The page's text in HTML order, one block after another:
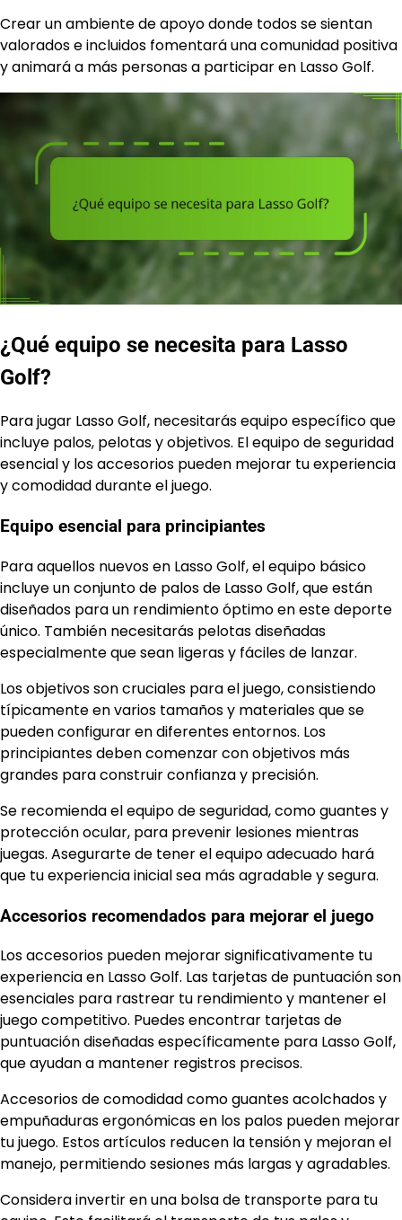
Crear un ambiente de apoyo donde todos se sientan
valorados e incluidos fomentará una comunidad positiva
y animará a más personas a participar en Lasso Golf.
¿Qué equipo se necesita para Lasso
Golf?
Para jugar Lasso Golf, necesitarás equipo específico que
incluye palos, pelotas y objetivos. El equipo de seguridad
esencial y los accesorios pueden mejorar tu experiencia
y comodidad durante el juego.
Equipo esencial para principiantes
Para aquellos nuevos en Lasso Golf, el equipo básico
incluye un conjunto de palos de Lasso Golf, que están
diseñados para un rendimiento óptimo en este deporte
único. También necesitarás pelotas diseñadas
especialmente que sean ligeras y fáciles de lanzar.
Los objetivos son cruciales para el juego, consistiendo
típicamente en varios tamaños y materiales que se
pueden configurar en diferentes entornos. Los
principiantes deben comenzar con objetivos más
grandes para construir confianza y precisión.
Se recomienda el equipo de seguridad, como guantes y
protección ocular, para prevenir lesiones mientras
juegas. Asegurarte de tener el equipo adecuado hará
que tu experiencia inicial sea más agradable y segura.
Accesorios recomendados para mejorar el juego
Los accesorios pueden mejorar significativamente tu
experiencia en Lasso Golf. Las tarjetas de puntuación son
esenciales para rastrear tu rendimiento y mantener el
juego competitivo. Puedes encontrar tarjetas de
puntuación diseñadas específicamente para Lasso Golf,
que ayudan a mantener registros precisos.
Accesorios de comodidad como guantes acolchados y
empuñaduras ergonómicas en los palos pueden mejorar
tu juego. Estos artículos reducen la tensión y mejoran el
manejo, permitiendo sesiones más largas y agradables.
Considera invertir en una bolsa de transporte para tu